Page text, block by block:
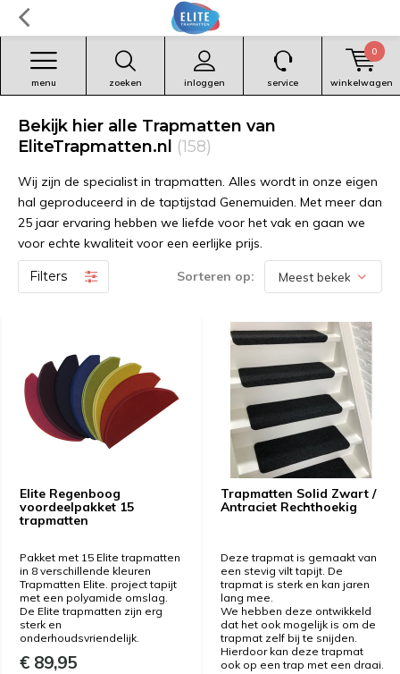
zoeken inloggen
menu service winkelwagen
0
Bekijk hier alle Trapmatten van
EliteTrapmatten.nl (158)
Wij zijn de specialist in trapmatten. Alles wordt in onze eigen
hal geproduceerd in de taptijstad Genemuiden. Met meer dan
25 jaar ervaring hebben we liefde voor het vak en gaan we
voor echte kwaliteit voor een eerlijke prijs.
Filters Sorteren op:
Elite Regenboog
voordeelpakket 15
trapmatten
Pakket met 15 Elite trapmatten
in 8 verschillende kleuren
Trapmatten Elite. project tapijt
met een polyamide omslag.
De Elite trapmatten zijn erg
sterk en
onderhoudsvriendelijk.
€ 89,95
Trapmatten Solid Zwart /
Antraciet Rechthoekig
Deze trapmat is gemaakt van
een stevig vilt tapijt. De
trapmat is sterk en kan jaren
lang mee.
We hebben deze ontwikkeld
dat het ook mogelijk is om de
trapmat zelf bij te snijden.
Hierdoor kan deze trapmat
ook op een trap met een draai.